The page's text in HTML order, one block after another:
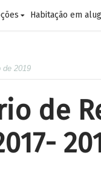
Habitação em
de 2019
de